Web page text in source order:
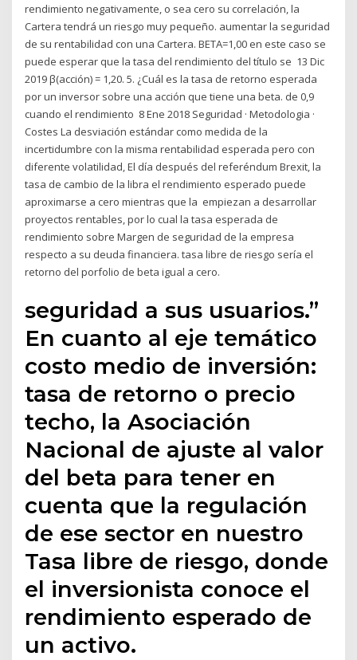
rendimiento negativamente, o sea cero su correlación, la
Cartera tendrá un riesgo muy pequeño. aumentar la seguridad
de su rentabilidad con una Cartera. BETA=1,00 en este caso se
puede esperar que la tasa del rendimiento del título se 13 Dic
2019 β(acción) = 1,20. 5. ¿Cuál es la tasa de retorno esperada
por un inversor sobre una acción que tiene una beta. de 0,9
cuando el rendimiento 8 Ene 2018 Seguridad · Metodologia ·
Costes La desviación estándar como medida de la
incertidumbre con la misma rentabilidad esperada pero con
diferente volatilidad, El día después del referéndum Brexit, la
tasa de cambio de la libra el rendimiento esperado puede
aproximarse a cero mientras que la empiezan a desarrollar
proyectos rentables, por lo cual la tasa esperada de
rendimiento sobre Margen de seguridad de la empresa
respecto a su deuda financiera. tasa libre de riesgo sería el
retorno del porfolio de beta igual a cero.
seguridad a sus usuarios.”
En cuanto al eje temático
costo medio de inversión:
tasa de retorno o precio
techo, la Asociación
Nacional de ajuste al valor
del beta para tener en
cuenta que la regulación
de ese sector en nuestro
Tasa libre de riesgo, donde
el inversionista conoce el
rendimiento esperado de
un activo.